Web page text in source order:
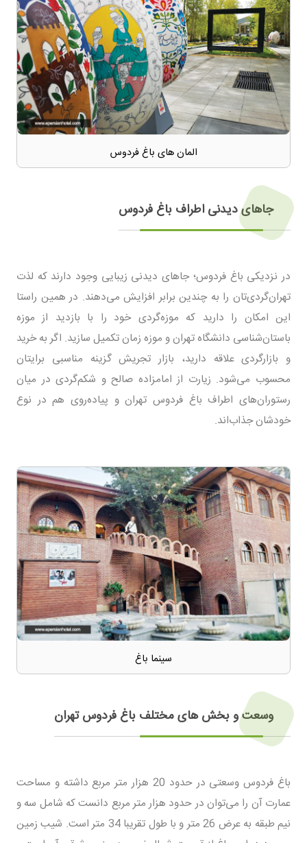
المان های باغ فردوس
جاهای دیدنی اطراف باغ فردوس
در نزدیکی باغ فردوس؛ جاهای دیدنی زیبایی وجود دارند که لذت
تهران‌گردی‌تان را به چندین برابر افزایش می‌دهند. در همین راستا
این امکان را دارید که موزه‌گردی خود را با بازدید از موزه
باستان‌شناسی دانشگاه تهران و موزه زمان تکمیل سازید. اگر به خرید
و بازارگردی علاقه‌ دارید، بازار تجریش گزینه مناسبی برایتان
محسوب می‌شود. زیارت از امامزاده صالح و شکم‌گردی در میان
رستوران‌های اطراف باغ فردوس تهران و پیاده‌روی هم در نوع
خودشان جذاب‌اند.
سینما باغ
وسعت و بخش های مختلف باغ فردوس تهران
باغ فردوس وسعتی در حدود 20 هزار متر مربع داشته و مساحت
عمارت آن را می‌توان در حدود هزار متر مربع دانست که شامل سه و
نیم طبقه به عرض 26 متر و با طول تقریبا 34 متر است. شیب زمین